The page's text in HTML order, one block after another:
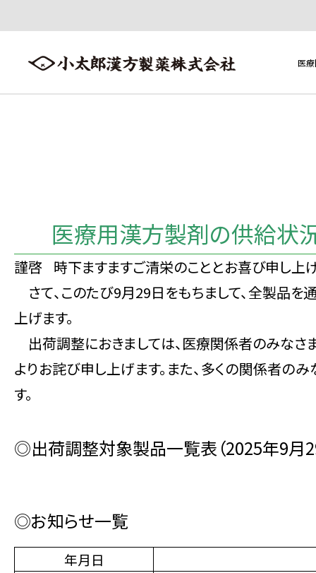
医
添加物一覧
医療用漢方製剤の供給状
謹啓 時下ますますご清栄のこととお喜び申し上
さて、このたび9月29日をもちまして、全製品
上げます。
出荷調整におきましては、医療関係者のみなさ
よりお詫び申し上げます。また、多くの関係者の
す。
◎出荷調整対象製品一覧表 （2025年9月
◎お知らせ一覧
年月日